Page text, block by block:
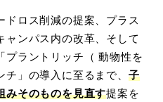
ドロス削減の提案、プラス
ャンパス内の改革、そして
プラントリッチ（ 動物性を
」の導入に至るまで、 子
みそのものを見直す提案を